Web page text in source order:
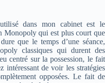
dans mon cabinet est le
Monopoly qui est plus court que
que le temps d’une séance,
classiques qui durent des
centré sur la possession, le fait
intéressant de voir les stratégies
opposées. Le fait de